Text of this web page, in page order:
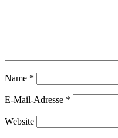
Name *
E-Mail-Adresse *
Website